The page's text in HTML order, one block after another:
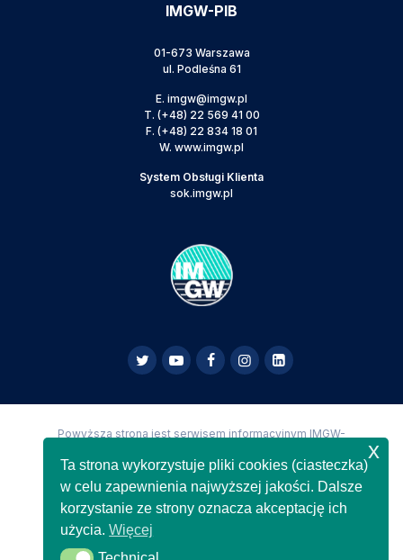
IMGW-PIB
01-673 Warszawa
ul. Podleśna 61
E. imgw@imgw.pl
T. (+48) 22 569 41 00
F. (+48) 22 834 18 01
W. www.imgw.pl
System Obsługi Klienta
sok.imgw.pl
Powyższa strona jest serwisem informacyjnym IMGW-
Copyright IMGW-PIB Wszelkie prawa zastrzeżone
Ta strona wykorzystuje pliki cookies (ciasteczka)
w celu zapewnienia najwyższej jakości. Dalsze
korzystanie ze strony oznacza akceptację ich
użycia.Więcej
x